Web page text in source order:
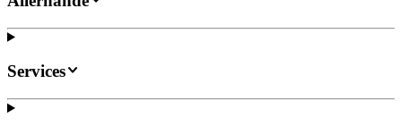
Services